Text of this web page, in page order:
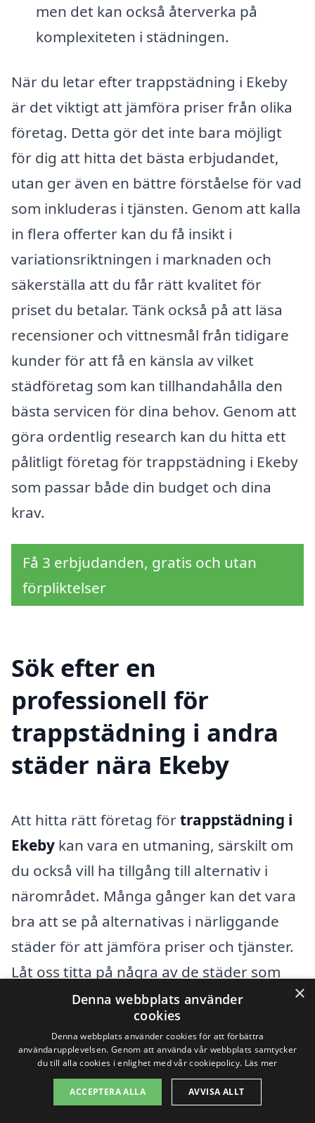
men det kan också återverka på
komplexiteten i städningen.
När du letar efter trappstädning i Ekeby
är det viktigt att jämföra priser från olika
företag. Detta gör det inte bara möjligt
för dig att hitta det bästa erbjudandet,
utan ger även en bättre förståelse för vad
som inkluderas i tjänsten. Genom att kalla
in flera offerter kan du få insikt i
variationsriktningen i marknaden och
säkerställa att du får rätt kvalitet för
priset du betalar. Tänk också på att läsa
recensioner och vittnesmål från tidigare
kunder för att få en känsla av vilket
städföretag som kan tillhandahålla den
bästa servicen för dina behov. Genom att
göra ordentlig research kan du hitta ett
pålitligt företag för trappstädning i Ekeby
som passar både din budget och dina
krav.
Få 3 erbjudanden, gratis och utan
förpliktelser
Sök efter en
professionell för
trappstädning i andra
städer nära Ekeby
Att hitta rätt företag förtrappstädning i
Ekeby kan vara en utmaning, särskilt om
du också vill ha tillgång till alternativ i
närområdet. Många gånger kan det vara
bra att se på alternativas i närliggande
städer för att jämföra priser och tjänster.
Låt oss titta på några av de städer som
ligger nära Ekeby och som kan erbjuda
kvalitetslösningar för trappstädning.
Här är några närliggande städer där du
kan hitta professionella städföretag:
×
Denna webbplats använder
cookies
Denna webbplats använder cookies för att förbättra
användarupplevelsen. Genom att använda vår webbplats samtycker
du till alla cookies i enlighet med vår cookiepolicy. Läs mer
ACCEPTERA ALLA AVVISA ALLT